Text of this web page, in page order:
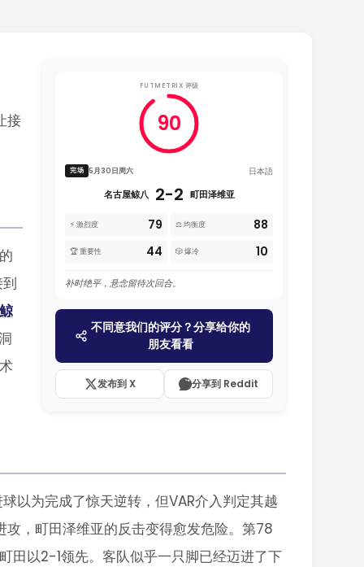
FUTMETRIX 评级
90
完场 5月30日周六 日本語
名古屋鲸八 2-2 町田泽维亚
⚡ 激烈度 79 ⚖️ 均衡度 88
🏆 重要性 44 🎲 爆冷 10
补时绝平，悬念留待次回合。
不同意我们的评分？分享给你的
朋友看看
发布到 X 分享到 Reddit
接
以为完成了惊天逆转，但VAR介入判定其越
，町田泽维亚的反击变得愈发危险。第78
田以2-1领先。客队似乎一只脚已经迈进了下